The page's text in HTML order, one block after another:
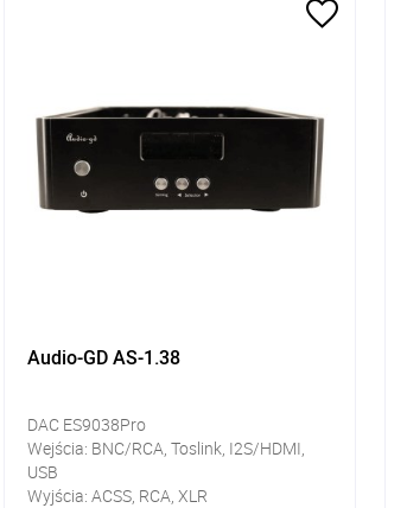
Audio-GD AS-1.38
DAC ES9038Pro
Wejścia: BNC/RCA, Toslink, I2S/HDMI,
USB
Wyjścia: ACSS, RCA, XLR